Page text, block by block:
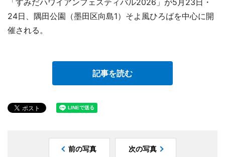
24日、隅田公園（墨田区向島1）そよ風ひろばを中心に開
催される。
記事を読む
前の写真 次の写真